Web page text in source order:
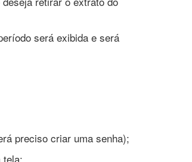
será exibida e será
preciso criar uma senha);
tela;